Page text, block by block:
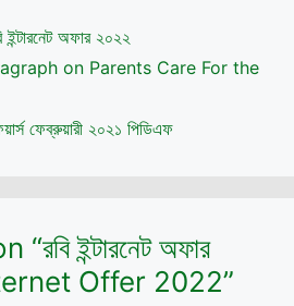
ইন্টারনেট অফার ২০২২
on Parents Care For the
ফেব্রুয়ারী ২০২১ পিডিএফ
ইন্টারনেট অফার
Offer 2022”